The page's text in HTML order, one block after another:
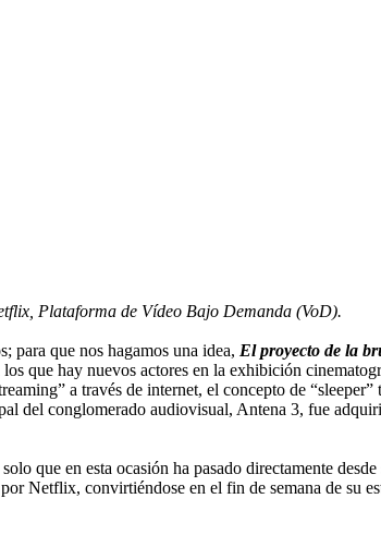
Plataforma de Vídeo Bajo Demanda (VoD).
para que nos hagamos una idea, El proyecto de la
que hay nuevos actores en la exhibición
a través de internet, el concepto de
del conglomerado audiovisual, Antena 3, fue
que en esta ocasión ha pasado directamente
Netflix, convirtiéndose en el fin de semana de su